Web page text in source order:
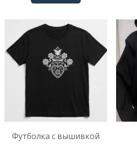
Футболка с вышивкой